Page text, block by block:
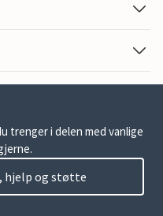
trenger i delen med vanlige
hjelp og støtte